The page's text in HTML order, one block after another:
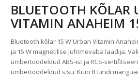
BLUETOOTH KÕLAR
VITAMIN ANAHEIM
Bluetooth kõlar 15 W Urban Vitamin
ja 15 W magnetilise juhtmevaba laadija.
ümbertöödeldud ABS-ist ja RCS-
ümbertöödeldud sisu. Kuni 8 tundi